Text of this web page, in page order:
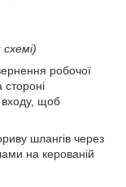
схемі)
робочої
стороні
входу, щоб
шлангів через
на керованій